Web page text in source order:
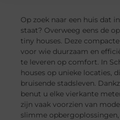
Op zoek naar een huis dat
staat? Overweeg eens de
tiny houses. Deze
voor wie duurzaam en
te leveren op comfort. In
houses op unieke locaties,
bruisende stadsleven.
benut u elke vierkante
zijn vaak voorzien van
slimme